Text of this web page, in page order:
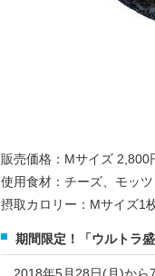
販売価格：Mサイズ
使用食材：チーズ、モッ
摂取カロリー：Mサイズ1
期間限定！「ウルトラ